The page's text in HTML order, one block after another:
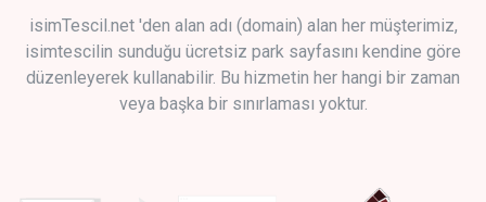
isimTescil.net 'den alan adı (domain) alan her müşterimiz,
isimtescilin sunduğu ücretsiz park sayfasını kendine göre
düzenleyerek kullanabilir. Bu hizmetin her hangi bir zaman
veya başka bir sınırlaması yoktur.